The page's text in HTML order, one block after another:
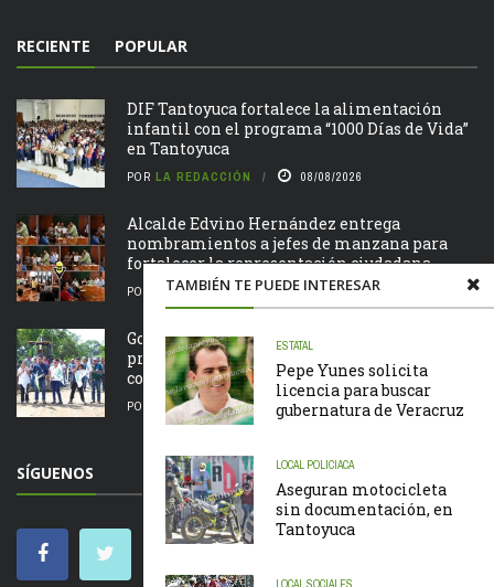
TAMBIÉN TE PUEDE INTERESAR
ESTATAL
Pepe Yunes solicita
licencia para buscar
gubernatura de Veracruz
LOCAL POLICIACA
Aseguran motocicleta
sin documentación, en
Tantoyuca
RECIENTE POPULAR
DIF Tantoyuca fortalece la alimentación
infantil con el programa “1000 Días de Vida”
en Tantoyuca
POR LA REDACCIÓN 08/08/2026
Alcalde Edvino Hernández entrega
nombramientos a jefes de manzana para
fortalecer la representación ciudadana
POR LA REDACCIÓN 08/08/2026
Gobierno de Benito Juárez inicia obra de
protección para familias de La Lima con
construcción ...
POR LA REDACCIÓN 08/08/2026
SÍGUENOS